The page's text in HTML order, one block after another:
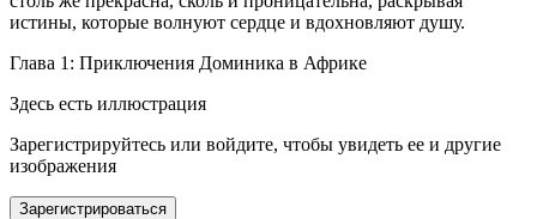
истины, которые волнуют сердце и вдохновляют душу.
Глава 1: Приключения Доминика в Африке
Здесь есть иллюстрация
Зарегистрируйтесь или войдите, чтобы увидеть ее и другие
изображения
Зарегистрироваться